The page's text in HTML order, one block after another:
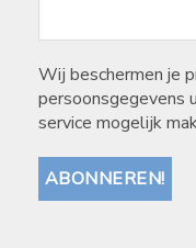
Wij beschermen je
persoonsgegevens
service mogelijk